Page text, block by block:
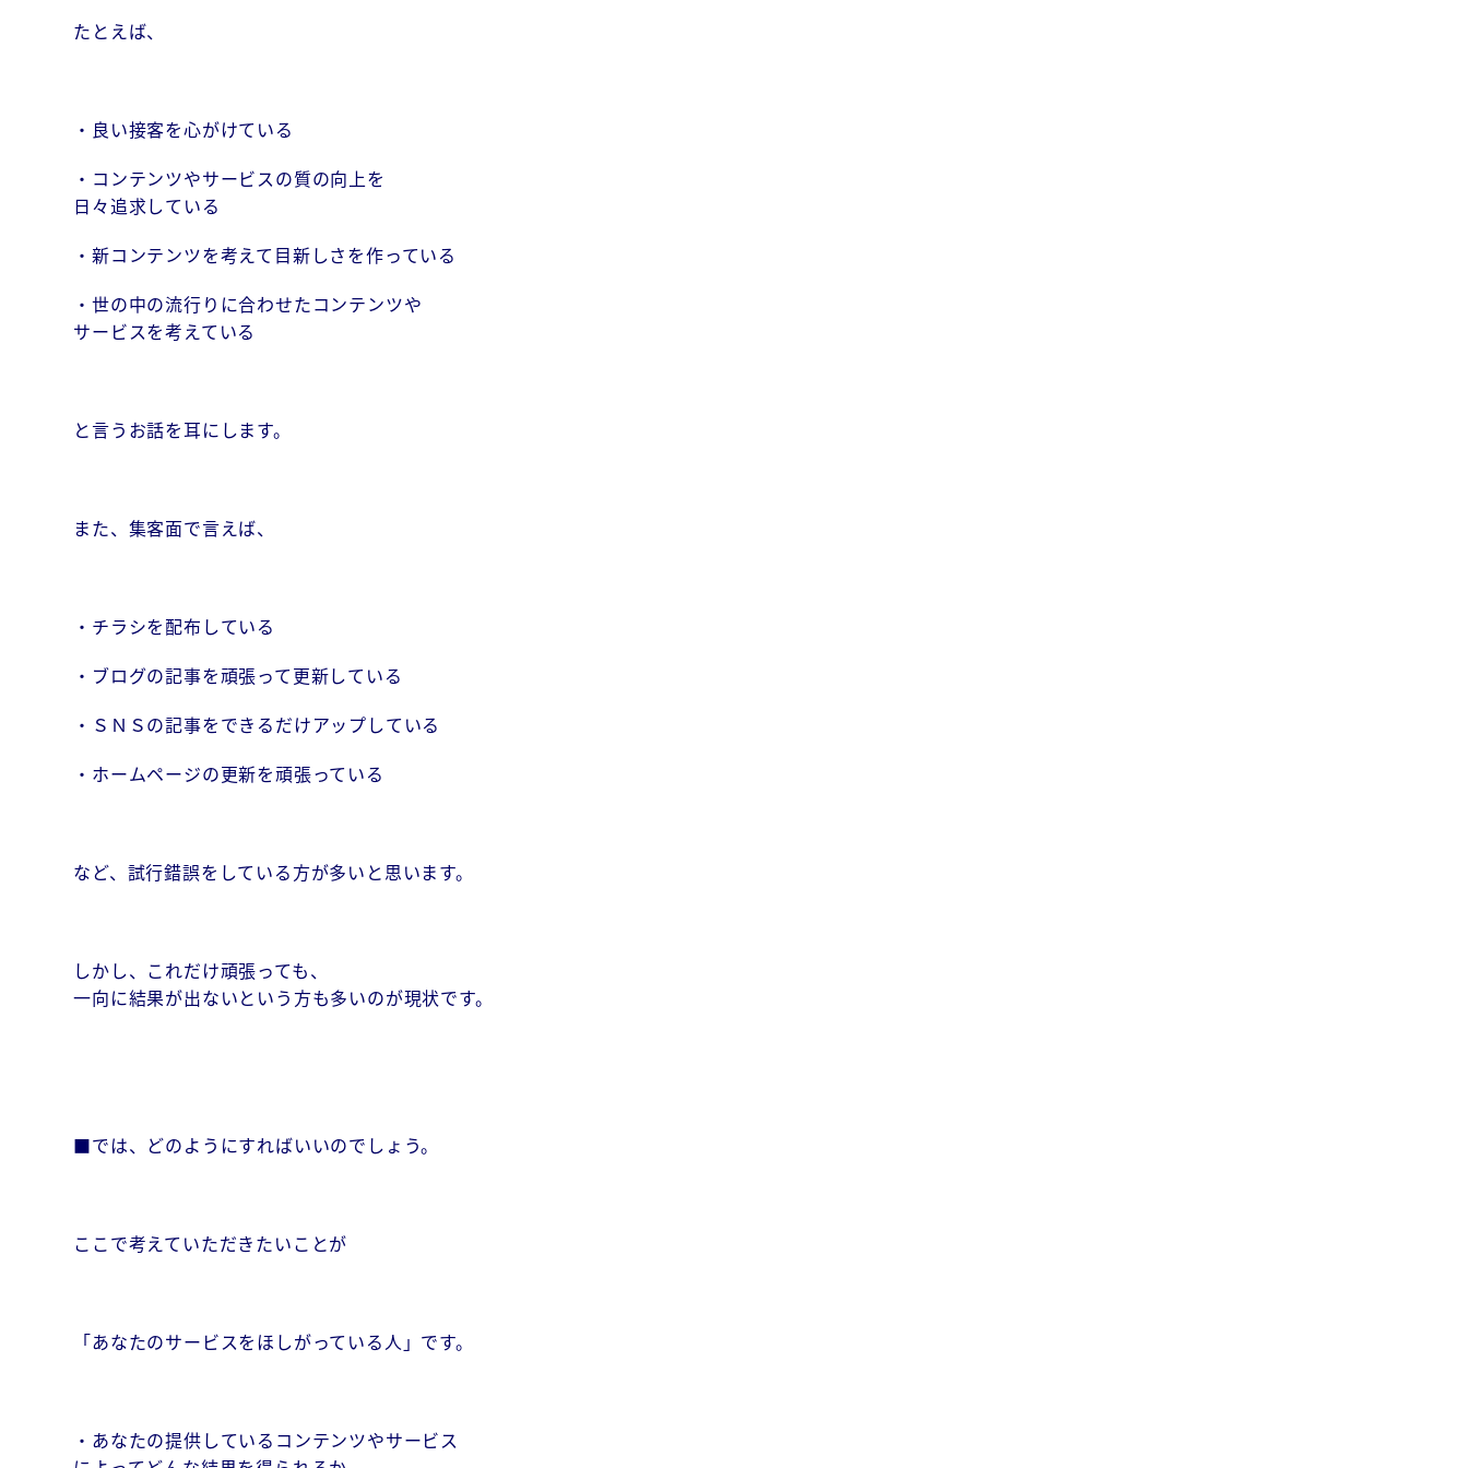
たとえば、
・良い接客を心がけている
・コンテンツやサービスの質の向上を
日々追求している
・新コンテンツを考えて目新しさを作っている
・世の中の流行りに合わせたコンテンツや
サービスを考えている
と言うお話を耳にします。
また、集客面で言えば、
・チラシを配布している
・ブログの記事を頑張って更新している
・ＳＮＳの記事をできるだけアップしている
・ホームページの更新を頑張っている
など、試行錯誤をしている方が多いと思います。
しかし、これだけ頑張っても、
一向に結果が出ないという方も多いのが現状です。
■では、どのようにすればいいのでしょう。
ここで考えていただきたいことが
「あなたのサービスをほしがっている人」です。
・あなたの提供しているコンテンツやサービス